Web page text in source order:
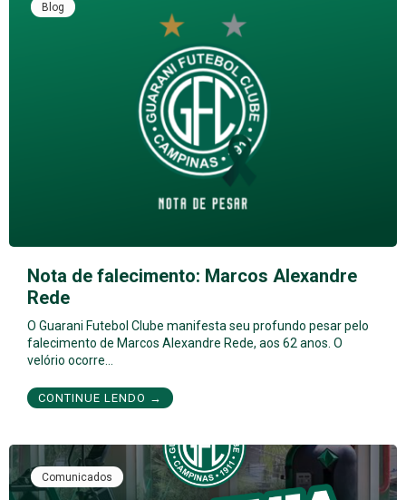
Blog
Nota de falecimento: Marcos Alexandre
Rede
O Guarani Futebol Clube manifesta seu profundo pesar pelo
falecimento de Marcos Alexandre Rede, aos 62 anos. O
velório ocorre…
CONTINUE LENDO →
Comunicados